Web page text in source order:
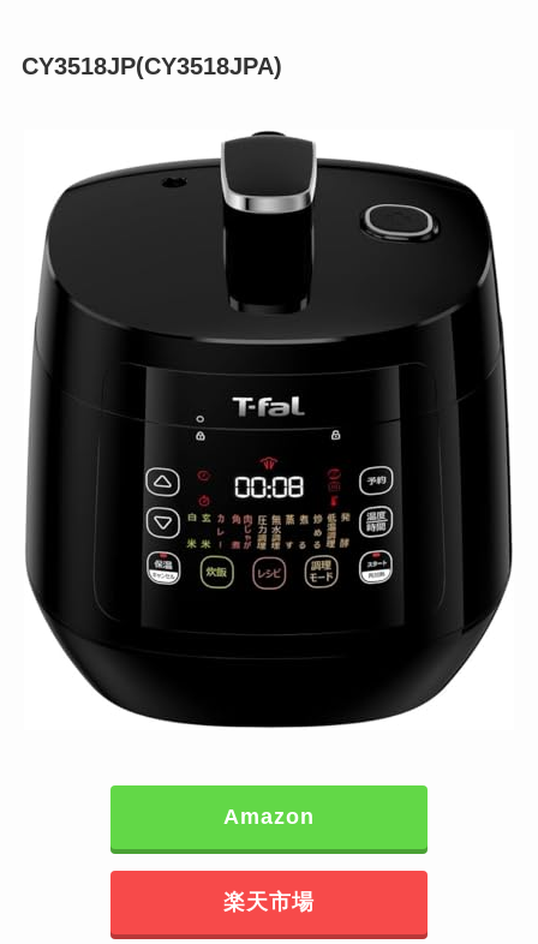
CY3518JP(CY3518JPA)
Amazon
楽天市場